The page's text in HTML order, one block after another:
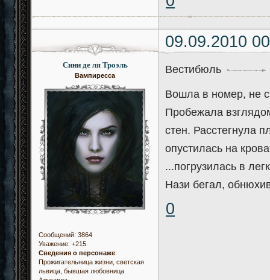
09.09.2010
Сини де ля Троэль
Вампиресса
Сообщений: 3864
Уважение: +215
Сведения о персонаже:
Прожигательница жизни, светская
львица, бывшая любовница
Вестибюль
Вошла в номер, не
Пробежала
стен. Расстегнула
опустилась на
...погрузилась в
Нази бегал,
0